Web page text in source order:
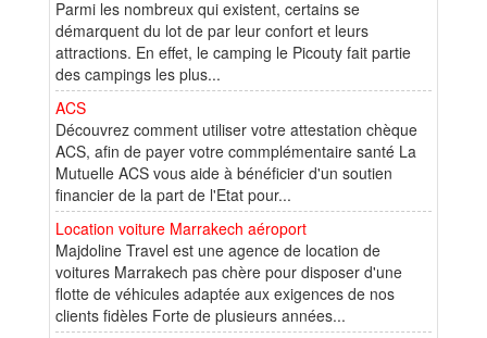
Parmi les nombreux qui existent, certains se
démarquent du lot de par leur confort et leurs
attractions. En effet, le camping le Picouty fait partie
des campings les plus...
ACS
Découvrez comment utiliser votre attestation chèque
ACS, afin de payer votre commplémentaire santé La
Mutuelle ACS vous aide à bénéficier d'un soutien
financier de la part de l'Etat pour...
Location voiture Marrakech aéroport
Majdoline Travel est une agence de location de
voitures Marrakech pas chère pour disposer d'une
flotte de véhicules adaptée aux exigences de nos
clients fidèles Forte de plusieurs années...